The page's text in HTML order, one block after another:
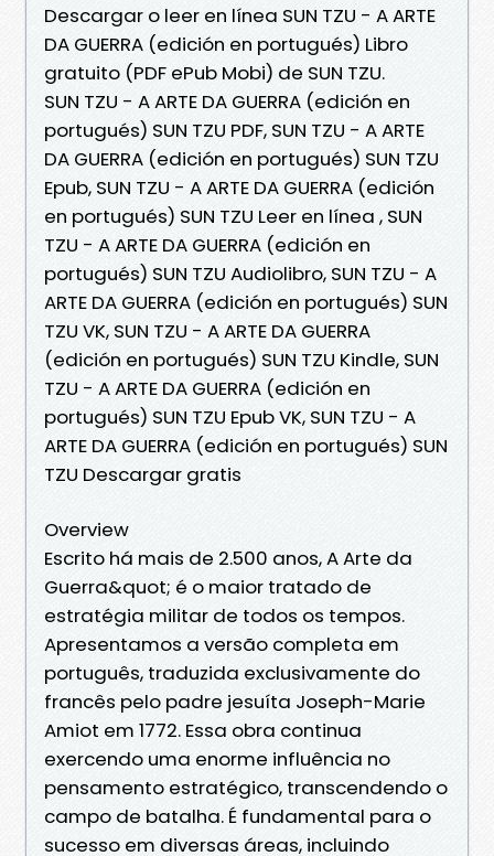
Descargar o leer en línea SUN TZU - A ARTE
DA GUERRA (edición en portugués) Libro
gratuito (PDF ePub Mobi) de SUN TZU.
SUN TZU - A ARTE DA GUERRA (edición en
portugués) SUN TZU PDF, SUN TZU - A ARTE
DA GUERRA (edición en portugués) SUN TZU
Epub, SUN TZU - A ARTE DA GUERRA (edición
en portugués) SUN TZU Leer en línea , SUN
TZU - A ARTE DA GUERRA (edición en
portugués) SUN TZU Audiolibro, SUN TZU - A
ARTE DA GUERRA (edición en portugués) SUN
TZU VK, SUN TZU - A ARTE DA GUERRA
(edición en portugués) SUN TZU Kindle, SUN
TZU - A ARTE DA GUERRA (edición en
portugués) SUN TZU Epub VK, SUN TZU - A
ARTE DA GUERRA (edición en portugués) SUN
TZU Descargar gratis
Overview
Escrito há mais de 2.500 anos, A Arte da
Guerra&quot; é o maior tratado de
estratégia militar de todos os tempos.
Apresentamos a versão completa em
português, traduzida exclusivamente do
francês pelo padre jesuíta Joseph-Marie
Amiot em 1772. Essa obra continua
exercendo uma enorme influência no
pensamento estratégico, transcendendo o
campo de batalha. É fundamental para o
sucesso em diversas áreas, incluindo